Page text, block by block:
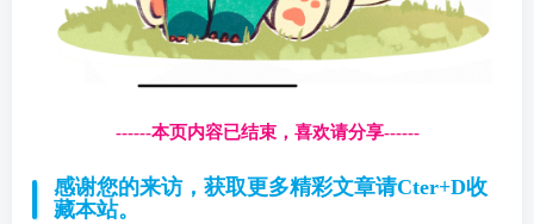
------本页内容已结束，喜欢请分享------
感谢您的来访，获取更多精彩文章请Cter+D收
藏本站。